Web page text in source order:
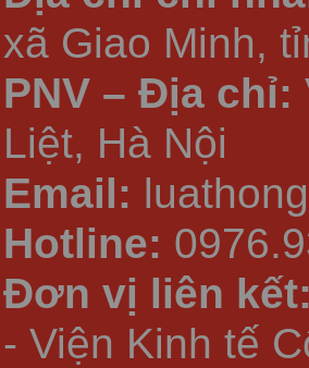
xã Giao Minh,
PNV – Địa chỉ:
Liệt, Hà Nội
Email:
Hotline:
Đơn vị liên kết:
- Viện Kinh tế